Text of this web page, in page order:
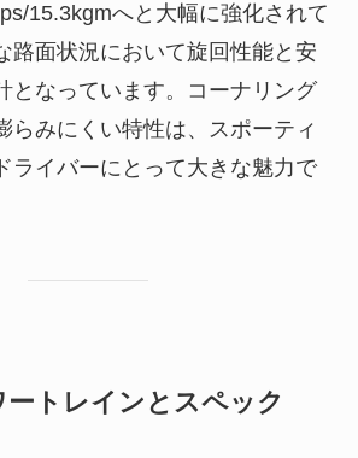
15.3kgmへと大幅に強化されて
路面状況において旋回性能と安
となっています。コーナリング
らみにくい特性は、スポーティ
ライバーにとって大きな魅力で
ートレインとスペック